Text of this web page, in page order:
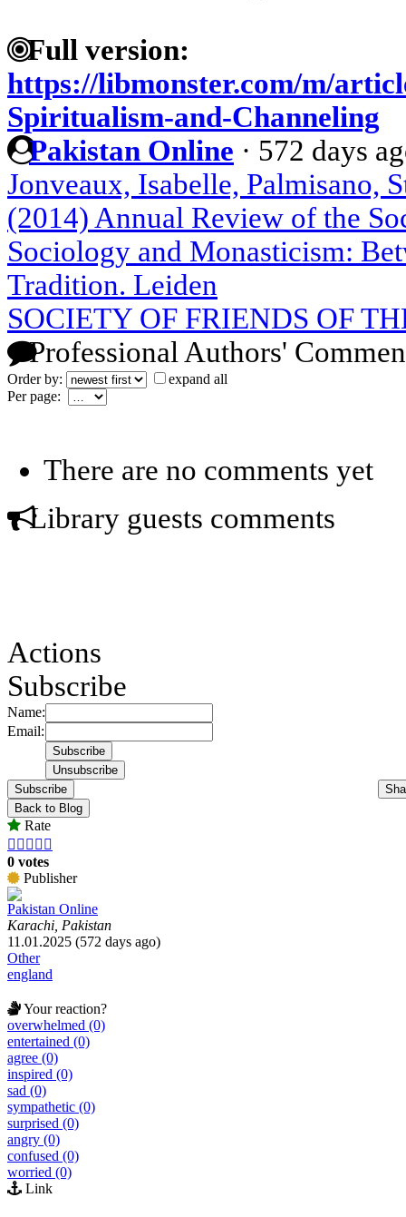
Full version:
https://libmonster.com/m/
Spiritualism-and-Channeling
Pakistan Online · 572 days
Jonveaux, Isabelle, Palmisano,
(2014) Annual Review of the
Sociology and Monasticism:
Tradition. Leiden
SOCIETY OF FRIENDS OF
Professional Authors'
Order by:
expand all
Per page:
There are no comments yet
Library guests comments
Actions
Subscribe
Name:
Email:
Subscribe
Back to Blog
Rate
    
0 votes
Publisher
Pakistan Online
Karachi, Pakistan
11.01.2025 (572 days ago)
Other
england
Your reaction?
overwhelmed (0)
entertained (0)
agree (0)
inspired (0)
sad (0)
sympathetic (0)
surprised (0)
angry (0)
confused (0)
worried (0)
Link